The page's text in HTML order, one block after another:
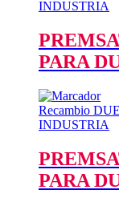
INDUSTRIA
PARA
Recambio
INDUSTRIA
PARA